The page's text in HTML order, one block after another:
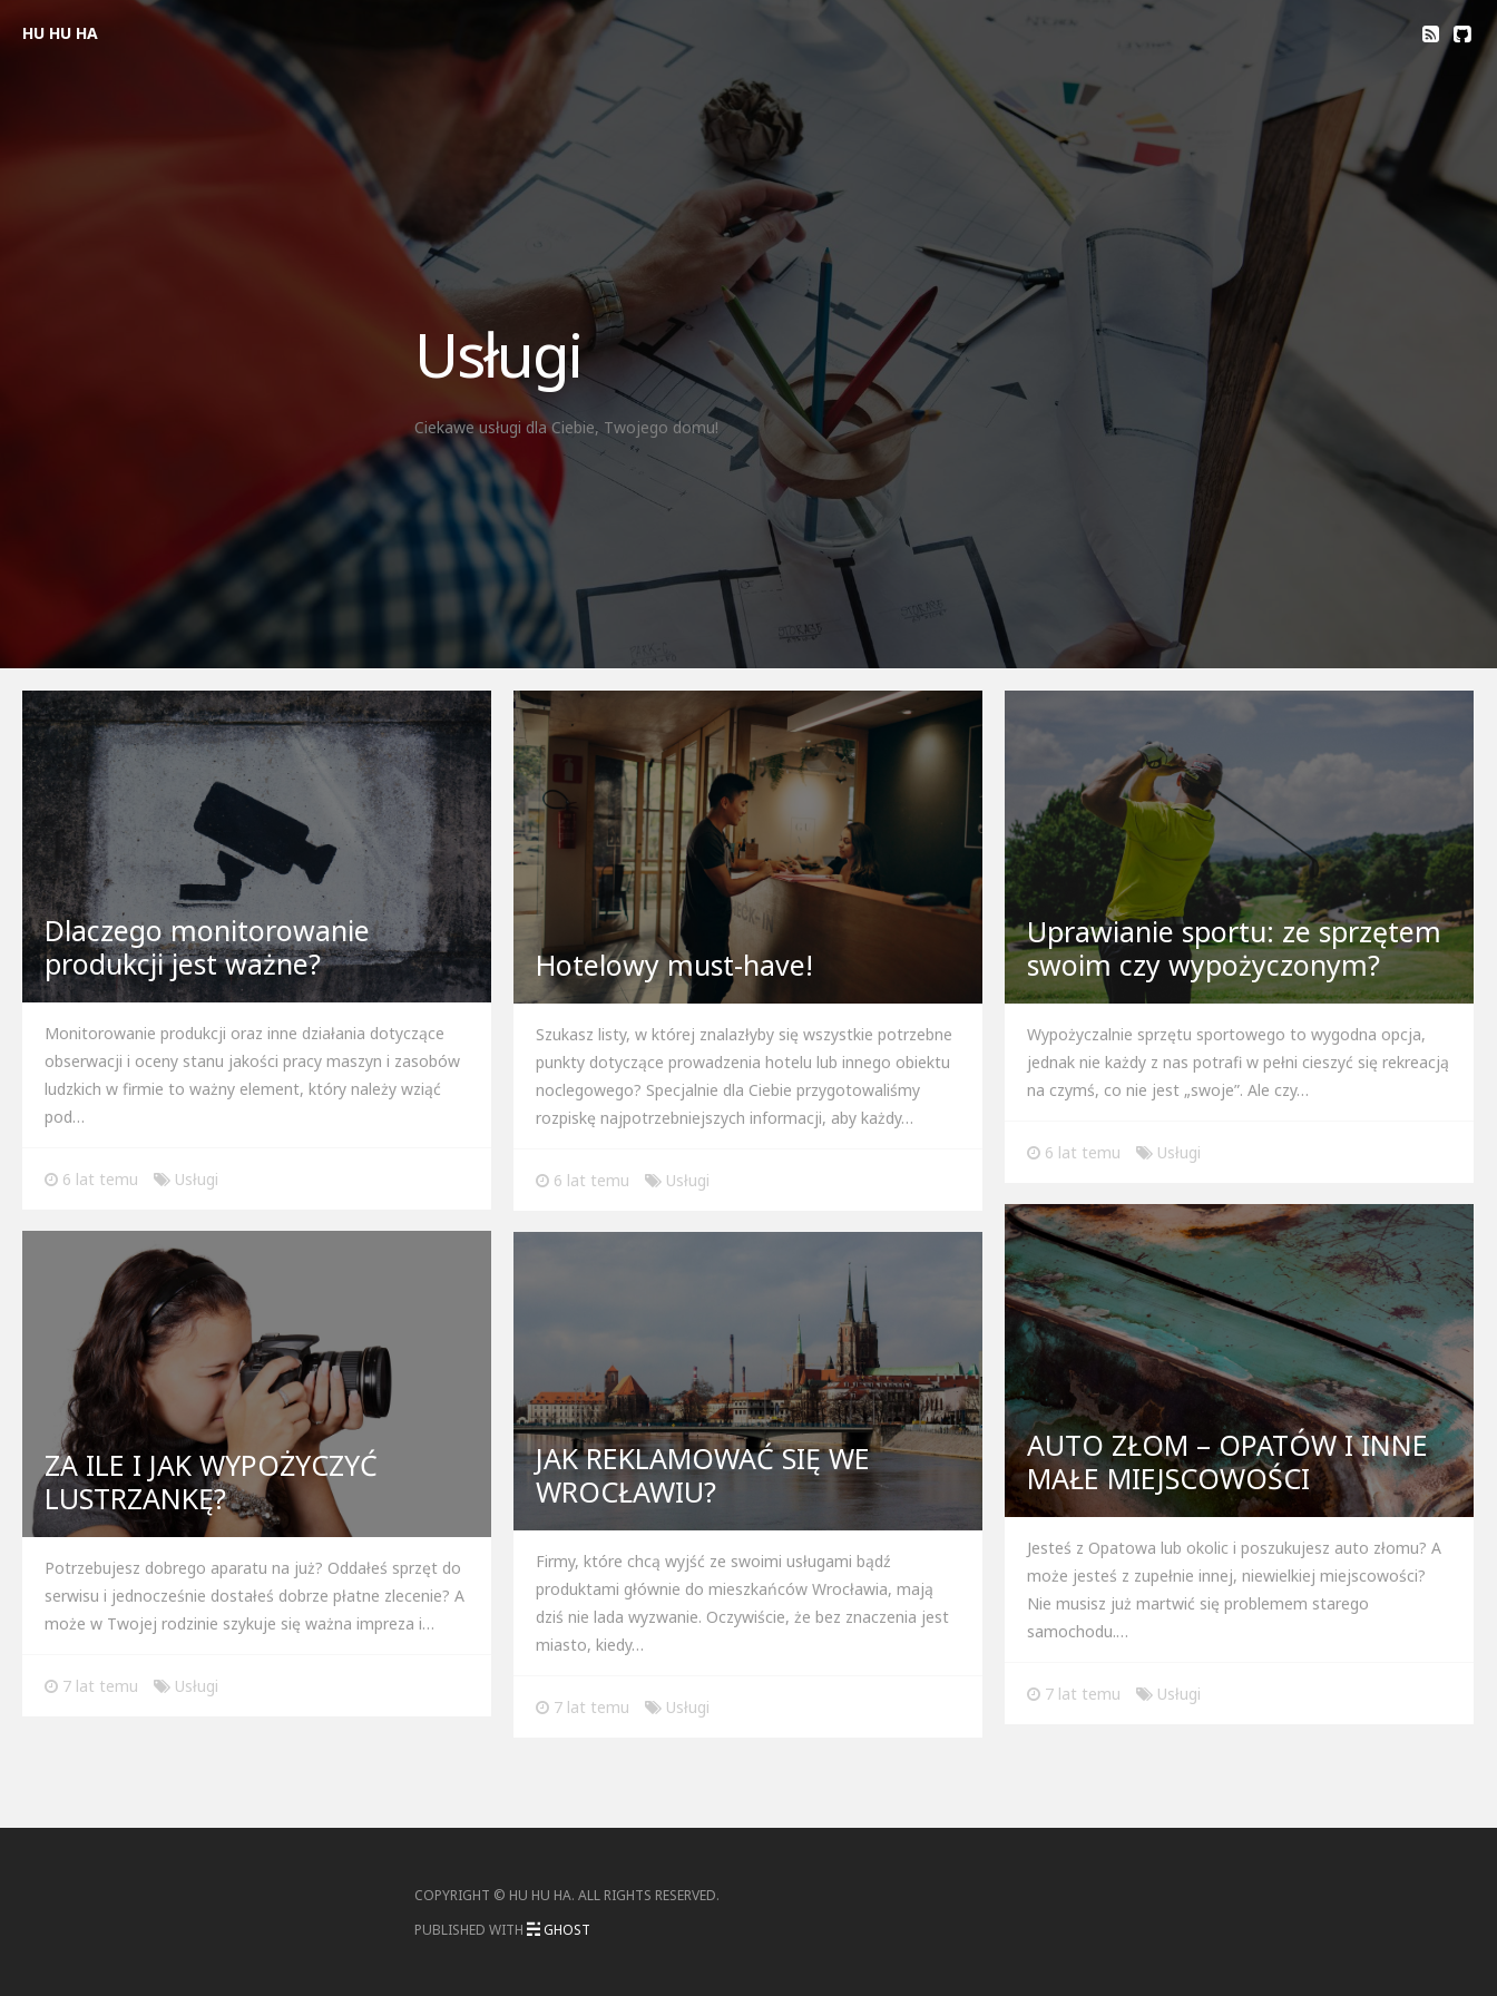
HU HU HA
Usługi
Ciekawe usługi dla Ciebie, Twojego domu!
Dlaczego monitorowanie
produkcji jest ważne?
Monitorowanie produkcji oraz inne działania dotyczące
obserwacji i oceny stanu jakości pracy maszyn i zasobów
ludzkich w firmie to ważny element, który należy wziąć
pod…
6 lat temu Usługi
Hotelowy must-have!
Szukasz listy, w której znalazłyby się wszystkie potrzebne
punkty dotyczące prowadzenia hotelu lub innego obiektu
noclegowego? Specjalnie dla Ciebie przygotowaliśmy
rozpiskę najpotrzebniejszych informacji, aby każdy…
6 lat temu Usługi
Uprawianie sportu: ze sprzętem
swoim czy wypożyczonym?
Wypożyczalnie sprzętu sportowego to wygodna opcja,
jednak nie każdy z nas potrafi w pełni cieszyć się rekreacją
na czymś, co nie jest „swoje”. Ale czy…
6 lat temu Usługi
AUTO ZŁOM – OPATÓW I INNE
MAŁE MIEJSCOWOŚCI
Jesteś z Opatowa lub okolic i poszukujesz auto złomu? A
może jesteś z zupełnie innej, niewielkiej miejscowości?
Nie musisz już martwić się problemem starego
samochodu.…
7 lat temu Usługi
ZA ILE I JAK WYPOŻYCZYĆ
LUSTRZANKĘ?
Potrzebujesz dobrego aparatu na już? Oddałeś sprzęt do
serwisu i jednocześnie dostałeś dobrze płatne zlecenie? A
może w Twojej rodzinie szykuje się ważna impreza i…
7 lat temu Usługi
JAK REKLAMOWAĆ SIĘ WE
WROCŁAWIU?
Firmy, które chcą wyjść ze swoimi usługami bądź
produktami głównie do mieszkańców Wrocławia, mają
dziś nie lada wyzwanie. Oczywiście, że bez znaczenia jest
miasto, kiedy…
7 lat temu Usługi
COPYRIGHT © HU HU HA. ALL RIGHTS RESERVED.
PUBLISHED WITH
GHOST